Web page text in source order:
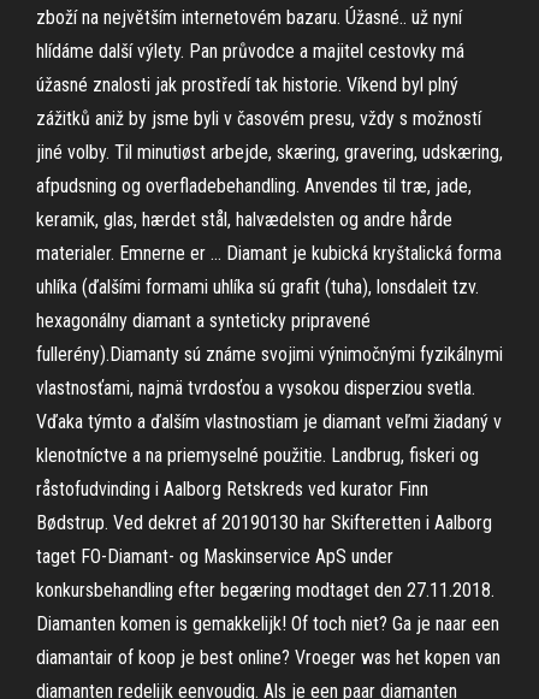
zboží na největším internetovém bazaru. Úžasné.. už nyní
hlídáme další výlety. Pan průvodce a majitel cestovky má
úžasné znalosti jak prostředí tak historie. Víkend byl plný
zážitků aniž by jsme byli v časovém presu, vždy s možností
jiné volby. Til minutiøst arbejde, skæring, gravering, udskæring,
afpudsning og overfladebehandling. Anvendes til træ, jade,
keramik, glas, hærdet stål, halvædelsten og andre hårde
materialer. Emnerne er … Diamant je kubická kryštalická forma
uhlíka (ďalšími formami uhlíka sú grafit (tuha), lonsdaleit tzv.
hexagonálny diamant a synteticky pripravené
fullerény).Diamanty sú známe svojimi výnimočnými fyzikálnymi
vlastnosťami, najmä tvrdosťou a vysokou disperziou svetla.
Vďaka týmto a ďalším vlastnostiam je diamant veľmi žiadaný v
klenotníctve a na priemyselné použitie. Landbrug, fiskeri og
råstofudvinding i Aalborg Retskreds ved kurator Finn
Bødstrup. Ved dekret af 20190130 har Skifteretten i Aalborg
taget FO-Diamant- og Maskinservice ApS under
konkursbehandling efter begæring modtaget den 27.11.2018.
Diamanten komen is gemakkelijk! Of toch niet? Ga je naar een
diamantair of koop je best online? Vroeger was het kopen van
diamanten redelijk eenvoudig. Als je een paar diamanten